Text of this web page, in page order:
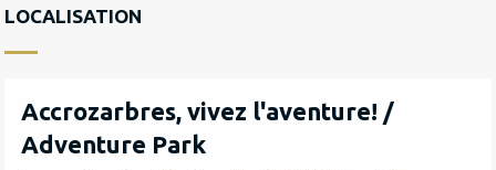
LOCALISATION
Accrozarbres, vivez l'aventure! /
Adventure Park